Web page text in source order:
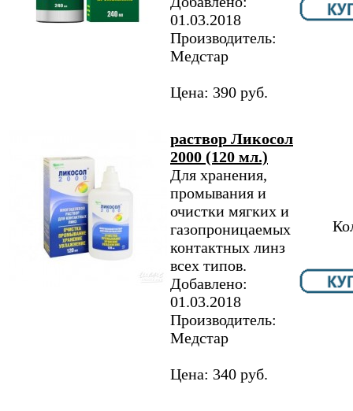
01.03.2018
Производитель:
Медстар
Цена: 390 руб.
раствор Ликосол
2000 (120 мл.)
Для хранения,
промывания и
очистки мягких и
газопроницаемых
контактных линз
всех типов.
Добавлено:
01.03.2018
Производитель:
Медстар
Цена: 340 руб.